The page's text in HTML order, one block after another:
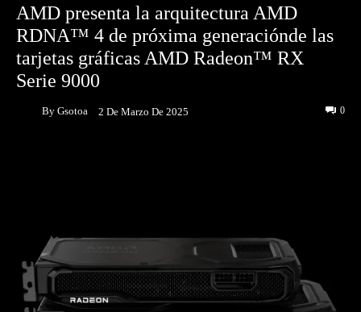
AMD presenta la arquitectura AMD
RDNA™ 4 de próxima generaciónde las
tarjetas gráficas AMD Radeon™ RX
Serie 9000
By Gsotoa 2 De Marzo De 2025 0